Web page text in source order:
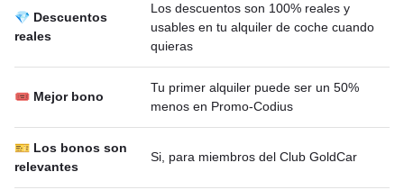
💎 Descuentos
reales
Los descuentos son 100% reales y
usables en tu alquiler de coche cuando
quieras
🎟 Mejor bono
Tu primer alquiler puede ser un 50%
menos en Promo-Codius
🎫 Los bonos son
relevantes
Si, para miembros del Club GoldCar